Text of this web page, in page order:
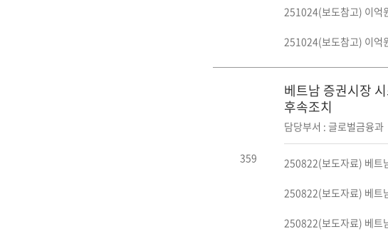
251024(보도참고) 이억
251024(보도참고) 이억
359
베트남 증권시장
후속조치
담당부서 : 글로벌금융과
250822(보도자료) 베트
250822(보도자료) 베트
250822(보도자료) 베트